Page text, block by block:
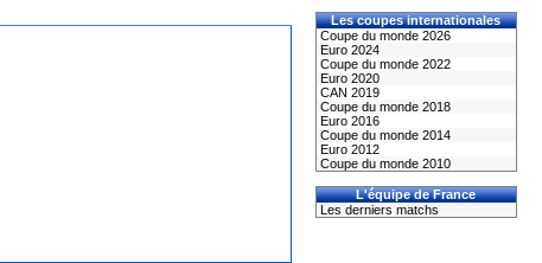
Les coupes internationales
Coupe du monde 2026
Euro 2024
Coupe du monde 2022
Euro 2020
CAN 2019
Coupe du monde 2018
Euro 2016
Coupe du monde 2014
Euro 2012
Coupe du monde 2010
L'équipe de France
Les derniers matchs